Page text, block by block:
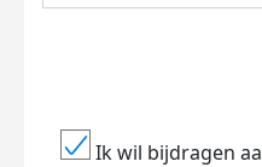
Ik wil bijdragen